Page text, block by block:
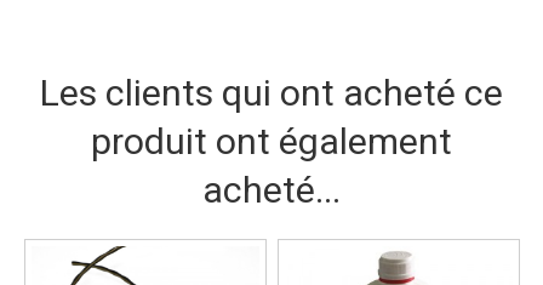
Les clients qui ont acheté ce
produit ont également
acheté...